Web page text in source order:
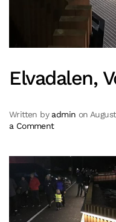
Elvadalen,
Written by admin on
a Comment